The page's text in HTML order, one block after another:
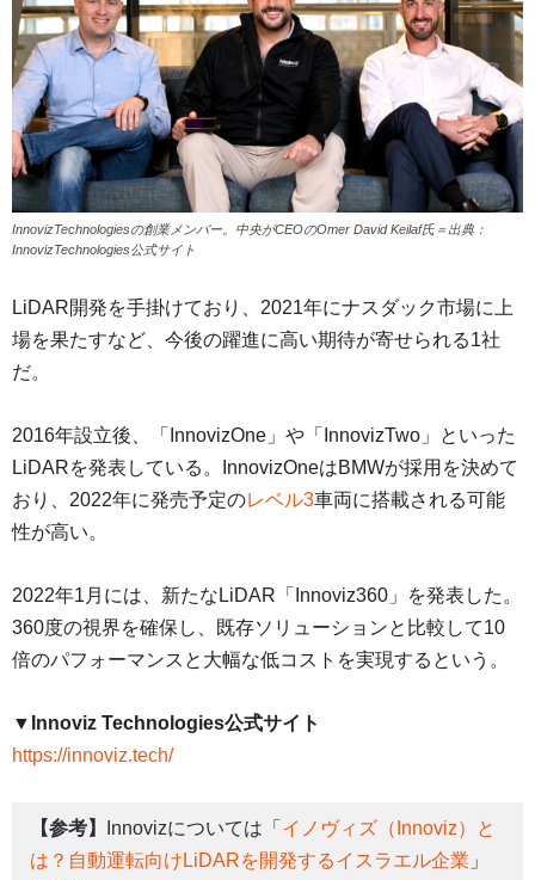
InnovizTechnologiesの創業メンバー。中央がCEOのOmer David Keilaf氏＝出典：
InnovizTechnologies公式サイト
LiDAR開発を手掛けており、2021年にナスダック市場に上
場を果たすなど、今後の躍進に高い期待が寄せられる1社
だ。
2016年設立後、「InnovizOne」や「InnovizTwo」といった
LiDARを発表している。InnovizOneはBMWが採用を決めて
おり、2022年に発売予定のレベル3車両に搭載される可能
性が高い。
2022年1月には、新たなLiDAR「Innoviz360」を発表した。
360度の視界を確保し、既存ソリューションと比較して10
倍のパフォーマンスと大幅な低コストを実現するという。
▼Innoviz Technologies公式サイト
https://innoviz.tech/
【参考】 Innovizについては「 イノヴィズ（Innoviz）と
は？自動運転向けLiDARを開発するイスラエル企業 」